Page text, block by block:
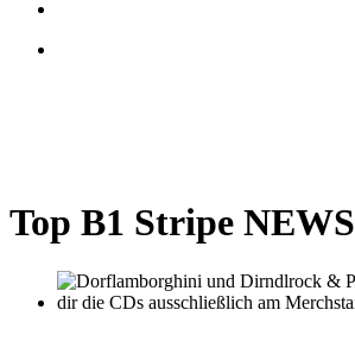
Top B1 Stripe NEWS